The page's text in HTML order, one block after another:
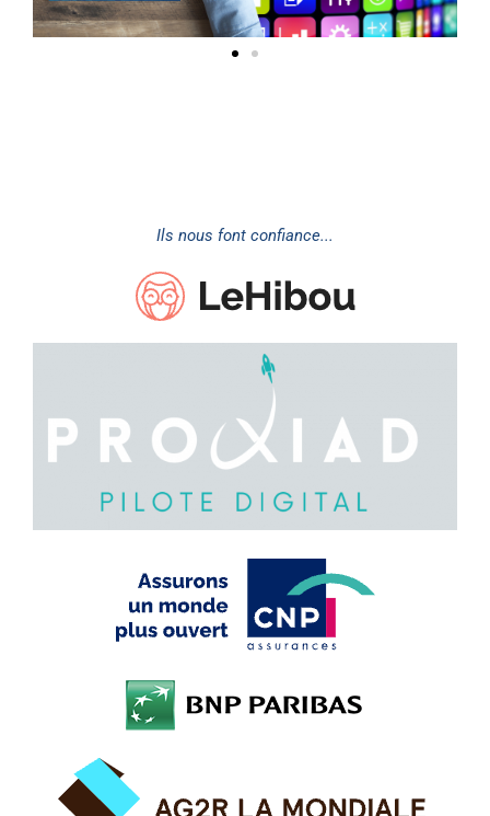
Ils nous font confiance...